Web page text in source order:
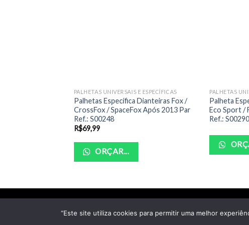
PALHETAS UNIVERSAIS E ESPECÍFICAS
Palhetas Específica Dianteiras Fox /
CrossFox / SpaceFox Após 2013 Par
Ref.: S00248
R$69,99
ORÇAR...
PALHETAS
Palheta
Eco Sport /
Ref.: S00290
“Este site utiliza cookies para permitir uma melhor